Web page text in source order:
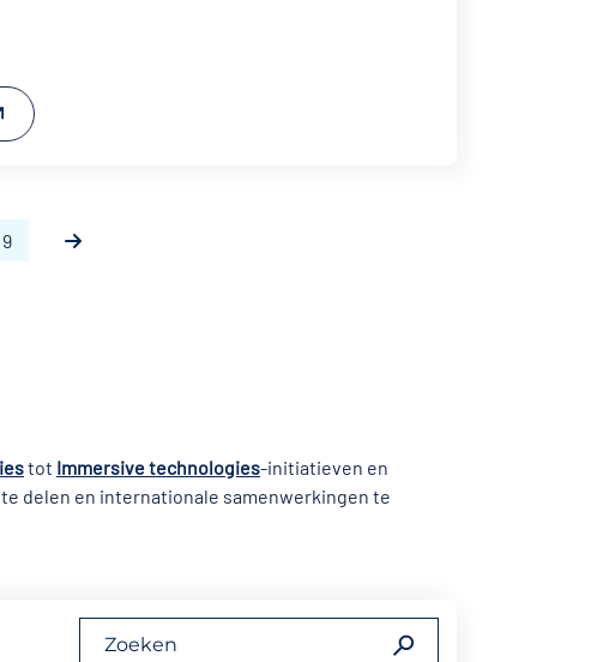
9
tot Immersive technologies-initiatieven en
delen en internationale samenwerkingen te